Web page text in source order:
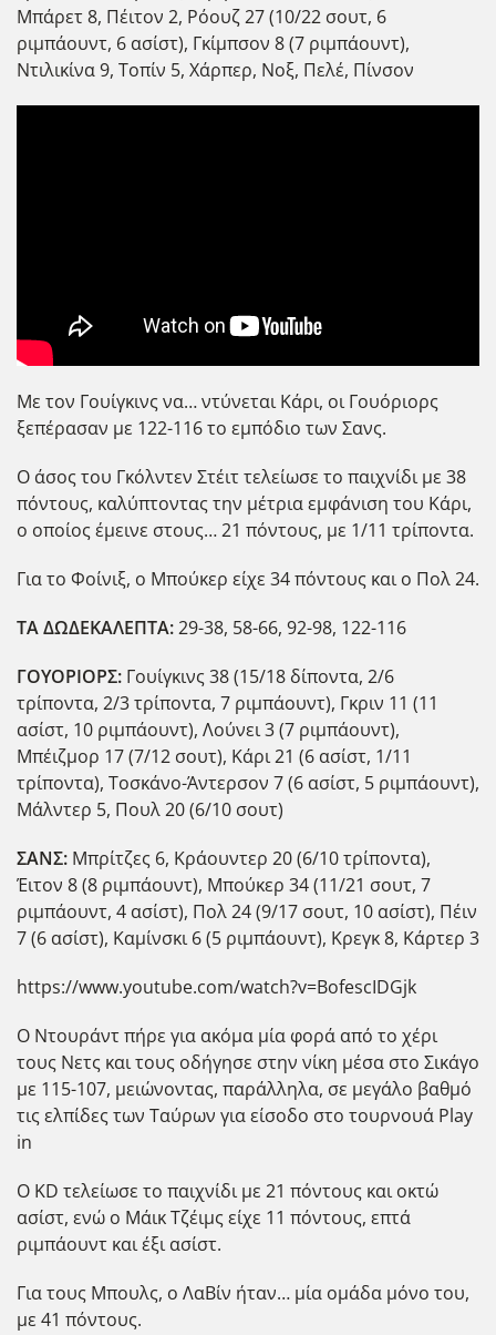
Μπάρετ 8, Πέιτον 2, Ρόουζ 27 (10/22 σουτ, 6
ριμπάουντ, 6 ασίστ), Γκίμπσον 8 (7 ριμπάουντ),
Ντιλικίνα 9, Τοπίν 5, Χάρπερ, Νοξ, Πελέ, Πίνσον
Με τον Γουίγκινς να… ντύνεται Κάρι, οι Γουόριορς
ξεπέρασαν με 122-116 το εμπόδιο των Σανς.
Ο άσος του Γκόλντεν Στέιτ τελείωσε το παιχνίδι με 38
πόντους, καλύπτοντας την μέτρια εμφάνιση του Κάρι,
ο οποίος έμεινε στους… 21 πόντους, με 1/11 τρίποντα.
Για το Φοίνιξ, ο Μπούκερ είχε 34 πόντους και ο Πολ 24.
ΤΑ ΔΩΔΕΚΑΛΕΠΤΑ:29-38, 58-66, 92-98, 122-116
ΓΟΥΟΡΙΟΡΣ: Γουίγκινς 38 (15/18 δίποντα, 2/6
τρίποντα, 2/3 τρίποντα, 7 ριμπάουντ), Γκριν 11 (11
ασίστ, 10 ριμπάουντ), Λούνει 3 (7 ριμπάουντ),
Μπέιζμορ 17 (7/12 σουτ), Κάρι 21 (6 ασίστ, 1/11
τρίποντα), Τοσκάνο-Άντερσον 7 (6 ασίστ, 5 ριμπάουντ),
Μάλντερ 5, Πουλ 20 (6/10 σουτ)
ΣΑΝΣ: Μπρίτζες 6, Κράουντερ 20 (6/10 τρίποντα),
Έιτον 8 (8 ριμπάουντ), Μπούκερ 34 (11/21 σουτ, 7
ριμπάουντ, 4 ασίστ), Πολ 24 (9/17 σουτ, 10 ασίστ), Πέιν
7 (6 ασίστ), Καμίνσκι 6 (5 ριμπάουντ), Κρεγκ 8, Κάρτερ 3
https://www.youtube.com/watch?v=BofescIDGjk
Ο Ντουράντ πήρε για ακόμα μία φορά από το χέρι
τους Νετς και τους οδήγησε στην νίκη μέσα στο Σικάγο
με 115-107, μειώνοντας, παράλληλα, σε μεγάλο βαθμό
τις ελπίδες των Ταύρων για είσοδο στο τουρνουά Play
in
Ο KD τελείωσε το παιχνίδι με 21 πόντους και οκτώ
ασίστ, ενώ ο Μάικ Τζέιμς είχε 11 πόντους, επτά
ριμπάουντ και έξι ασίστ.
Για τους Μπουλς, ο ΛαΒίν ήταν… μία ομάδα μόνο του,
με 41 πόντους.